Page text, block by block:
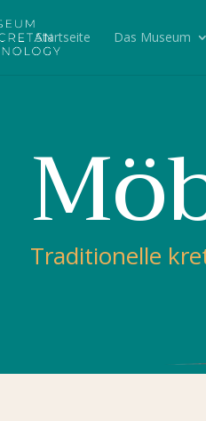
Startseite Das Museum
Traditionelle